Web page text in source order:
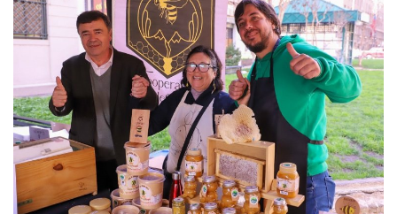
Tribunales
Deporte
Política
Espectáculos